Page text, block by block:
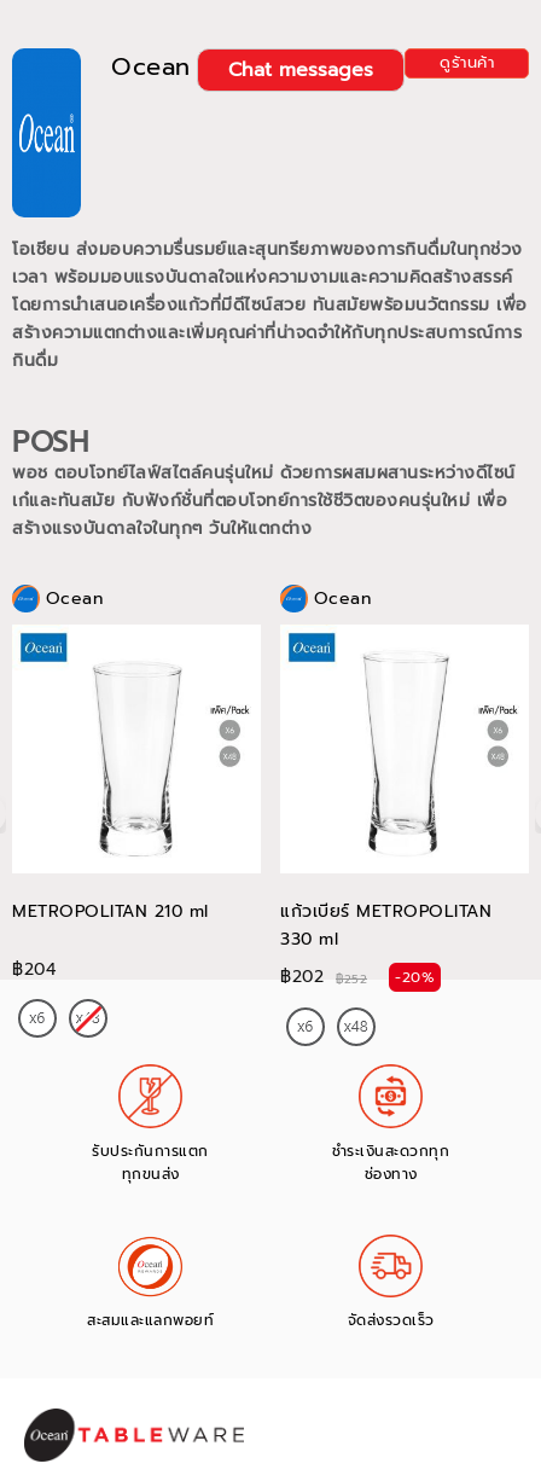
Ocean ดูร้านค้า
Chat messages
โอเชียน ส่งมอบความรื่นรมย์และสุนทรียภาพของการกินดื่มในทุกช่วง
เวลา พร้อมมอบแรงบันดาลใจแห่งความงามและความคิดสร้างสรรค์
โดยการนำเสนอเครื่องแก้วที่มีดีไซน์สวย ทันสมัยพร้อมนวัตกรรม เพื่อ
สร้างความแตกต่างและเพิ่มคุณค่าที่น่าจดจำให้กับทุกประสบการณ์การ
กินดื่ม
POSH
พอช ตอบโจทย์ไลฟ์สไตล์คนรุ่นใหม่ ด้วยการผสมผสานระหว่างดีไซน์
เก๋และทันสมัย กับฟังก์ชั่นที่ตอบโจทย์การใช้ชีวิตของคนรุ่นใหม่ เพื่อ
สร้างแรงบันดาลใจในทุกๆ วันให้แตกต่าง
Ocean
METROPOLITAN 210 ml
฿204
Ocean
แก้วเบียร์ METROPOLITAN
330 ml
฿202
฿252 -20%
รับประกันการแตก
ทุกขนส่ง
ชำระเงินสะดวกทุก
ช่องทาง
สะสมและแลกพอยท์ จัดส่งรวดเร็ว